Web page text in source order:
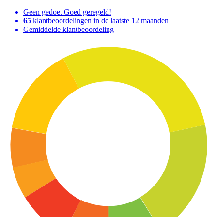
Geen gedoe. Goed geregeld!
65 klantbeoordelingen in de laatste 12 maanden
Gemiddelde klantbeoordeling